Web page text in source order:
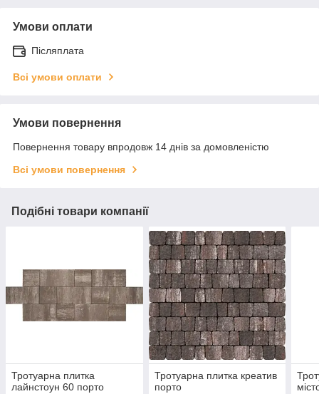
Умови оплати
Післяплата
Всі умови оплати
Умови повернення
Повернення товару впродовж 14 днів за домовленістю
Всі умови повернення
Подібні товари компанії
Тротуарна плитка
лайнстоун 60 порто
Тротуарна плитка креатив
порто